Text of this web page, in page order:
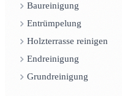
Baureinigung
Entrümpelung
Holzterrasse reinigen
Endreinigung
Grundreinigung